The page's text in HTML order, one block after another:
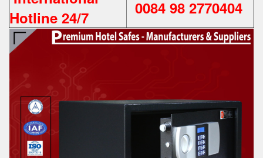
Hotline 24/7
0084 98 2770404